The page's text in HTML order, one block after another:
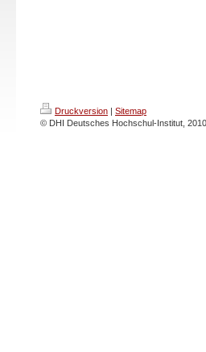
Druckversion | Sitemap
© DHI Deutsches Hochschul-Institut,